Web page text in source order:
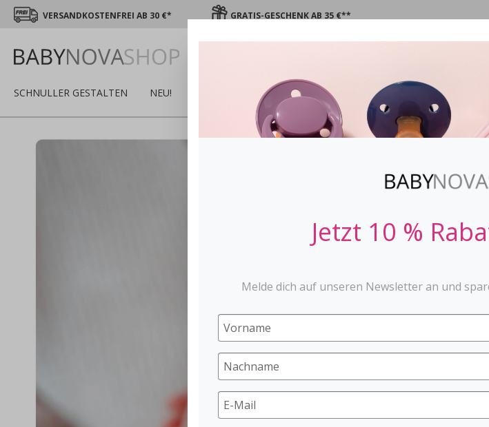
VERSANDKOSTENFREI AB 30 €* GRATIS-GESCHENK AB 35 €**
SCHNULLER GESTALTEN NEU! WINTER SCHNULLER STOPPi
Jetzt 10 %
Melde dich auf unseren Newsletter an und